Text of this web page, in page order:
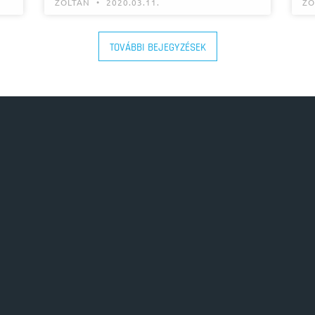
TOVÁBBI BEJEGYZÉSEK